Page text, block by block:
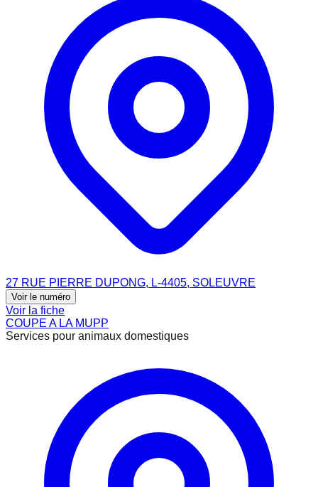
27 RUE PIERRE DUPONG, L-4405, SOLEUVRE
Voir le numéro
Voir la fiche
COUPE A LA MUPP
Services pour animaux domestiques